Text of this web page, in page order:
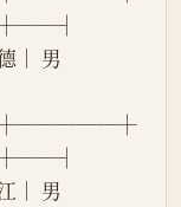
│ 男
│ 男